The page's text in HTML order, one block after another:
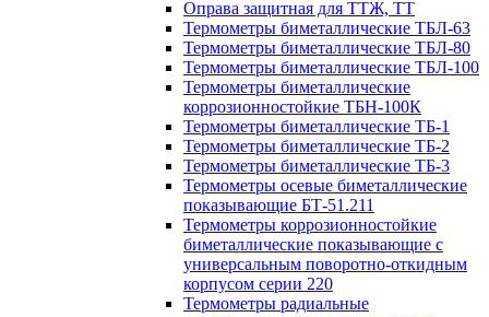
Оправа защитная для ТТЖ, ТТ
Термометры биметаллические ТБЛ-63
Термометры биметаллические ТБЛ-80
Термометры биметаллические ТБЛ-100
Термометры биметаллические
коррозионностойкие ТБН-100К
Термометры биметаллические ТБ-1
Термометры биметаллические ТБ-2
Термометры биметаллические ТБ-3
Термометры осевые биметаллические
показывающие БТ-51.211
Термометры коррозионностойкие
биметаллические показывающие с
универсальным поворотно-откидным
корпусом серии 220
Термометры радиальные